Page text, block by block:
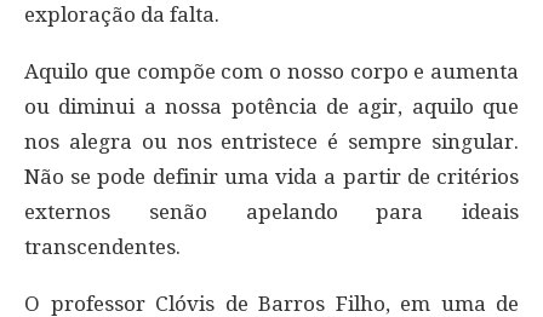
exploração da falta.
Aquilo que compõe com o nosso corpo e aumenta
ou diminui a nossa potência de agir, aquilo que
nos alegra ou nos entristece é sempre singular.
Não se pode definir uma vida a partir de critérios
externos senão apelando para ideais
transcendentes.
O professor Clóvis de Barros Filho, em uma de